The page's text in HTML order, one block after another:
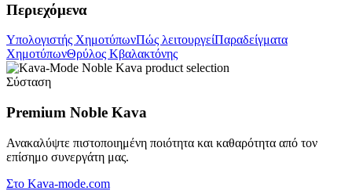
Περιεχόμενα
Υπολογιστής ΧημοτύπωνΠώς λειτουργείΠαραδείγματα
ΧημοτύπωνΘρύλος Κβαλακτόνης
Σύσταση
Premium Noble Kava
Ανακαλύψτε πιστοποιημένη ποιότητα και καθαρότητα από τον
επίσημο συνεργάτη μας.
Στο Kava-mode.com